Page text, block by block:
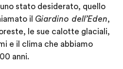
stato desiderato, quello
il Giardino dell’Eden,
le sue calotte glaciali,
e il clima che abbiamo
anni.